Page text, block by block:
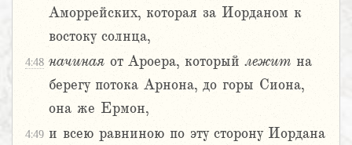
Аморрейских, которая за Иорданом к
востоку солнца,
4:48 начиная от Ароера, которыйлежит на
берегу потока Арнона, до горы Сиона,
она же Ермон,
4:49 и всею равниною по эту сторону Иордана